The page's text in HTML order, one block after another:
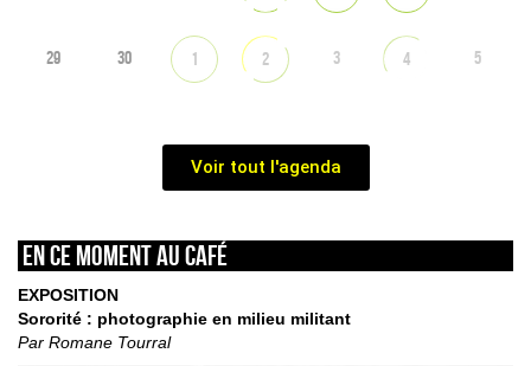
29 30 1 2 3 4 5
Voir tout l'agenda
En ce moment au café
EXPOSITION
Sororité : photographie en milieu militant
Par Romane Tourral